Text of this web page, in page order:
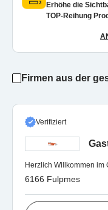
Erhöhe die
TOP-Reihung
Firmen aus der
Verifiziert
Herzlich Willkommen im
6166 Fulpmes